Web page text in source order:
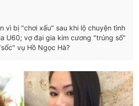
vì bị "chơi xấu" sau khi lộ chuyện tình
U60; vợ đại gia kim cương "trúng số"
vụ Hồ Ngọc Hà?